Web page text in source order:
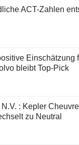
ACT-Zahlen
Einschätzung
bleibt Top-Pick
N.V. : Kepler
zu Neutral